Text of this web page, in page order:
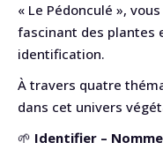
« Le Pédonculé »,
fascinant des plantes
identification.
À travers quatre
dans cet univers
🌱 Identifier –